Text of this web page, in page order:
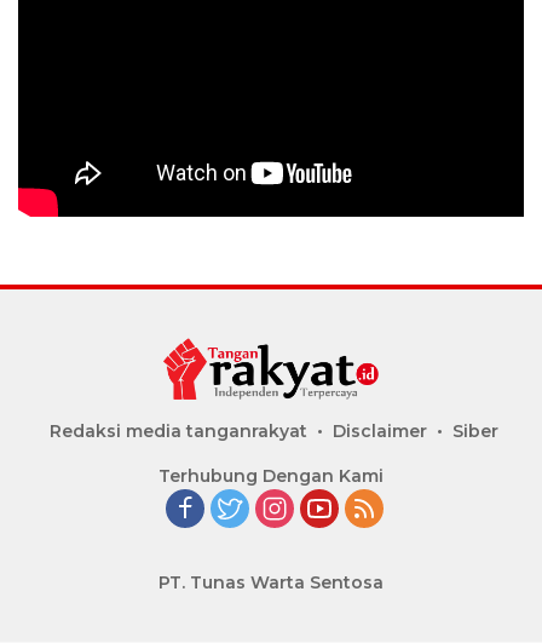
Redaksi media tanganrakyat Disclaimer Siber
Terhubung Dengan Kami
PT. Tunas Warta Sentosa